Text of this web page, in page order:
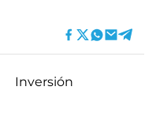
Inversión